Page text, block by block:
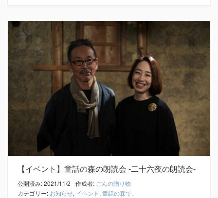
【イベント】童話の森の朗読会 -二十六夜の朗読会-
公開済み: 2021/11/2 作成者: ごんの贈り物
カテゴリー: お知らせ, イベント , 童話の森で。